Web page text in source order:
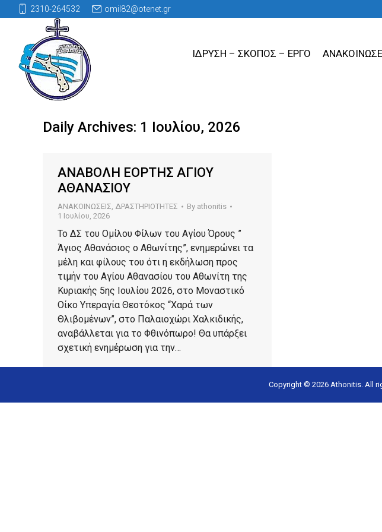
2310-264532 omil82@otenet.gr
ΙΔΡΥΣΗ – ΣΚΟΠΟΣ – ΕΡΓΟ
Daily Archives: 1 Ιουλίου, 2026
ΑΝΑΒΟΛΗ ΕΟΡΤΗΣ ΑΓΙΟΥ
ΑΘΑΝΑΣΙΟΥ
ΑΝΑΚΟΙΝΩΣΕΙΣ, ΔΡΑΣΤΗΡΙΟΤΗΤΕΣ By athonitis
1 Ιουλίου, 2026
Το ΔΣ του Ομίλου Φίλων του Αγίου Όρους ”
Άγιος Αθανάσιος ο Αθωνίτης”, ενημερώνει τα
μέλη και φίλους του ότι η εκδήλωση προς
τιμήν του Αγίου Αθανασίου του Αθωνίτη της
Κυριακής 5ης Ιουλίου 2026, στο Μοναστικό
Οίκο Υπεραγία Θεοτόκος “Χαρά των
Θλιβομένων”, στο Παλαιοχώρι Χαλκιδικής,
αναβάλλεται για το Φθινόπωρο! Θα υπάρξει
σχετική ενημέρωση για την…
Copyright © 2026 Athonitis. All